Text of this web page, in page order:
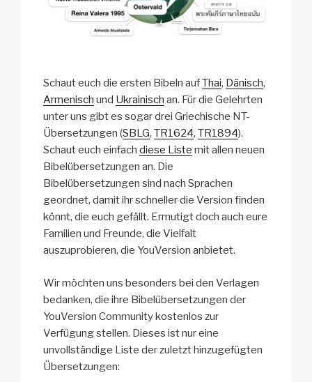
Schaut euch die ersten Bibeln aufThai, Dänisch,
Armenisch und Ukrainisch an. Für die Gelehrten
unter uns gibt es sogar drei Griechische NT-
Übersetzungen (SBLG, TR1624, TR1894).
Schaut euch einfach diese Liste mit allen neuen
Bibelübersetzungen an. Die
Bibelübersetzungen sind nach Sprachen
geordnet, damit ihr schneller die Version finden
könnt, die euch gefällt. Ermutigt doch auch eure
Familien und Freunde, die Vielfalt
auszuprobieren, die YouVersion anbietet.
Wir möchten uns besonders bei den Verlagen
bedanken, die ihre Bibelübersetzungen der
YouVersion Community kostenlos zur
Verfügung stellen. Dieses ist nur eine
unvollständige Liste der zuletzt hinzugefügten
Übersetzungen: